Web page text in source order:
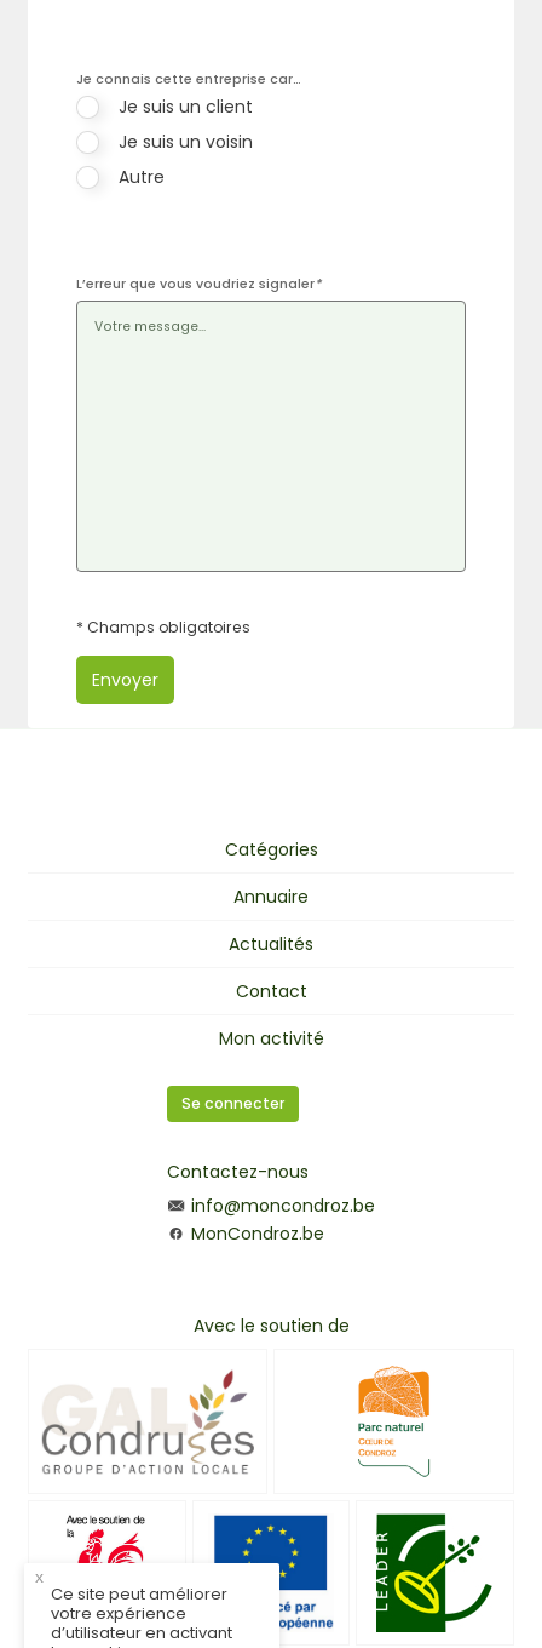
Je connais cette entreprise car…
Je suis un client
Je suis un voisin
Autre
L’erreur que vous voudriez signaler*
* Champs obligatoires
Envoyer
Catégories
Annuaire
Actualités
Contact
Mon activité
Se connecter
Contactez-nous
info@moncondroz.be
MonCondroz.be
Avec le soutien de
x
Ce site peut améliorer
votre expérience
d’utilisateur en activant